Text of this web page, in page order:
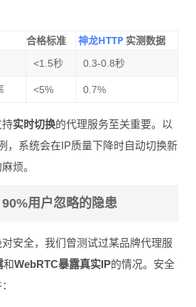
合格标准 神龙HTTP 实测数据
<1.5秒 0.3-0.8秒
<5% 0.7%
持实时切换的代理服务至关重要。以
，系统会在IP质量下降时自动切换新
烦。
用户忽略的隐患
安全，我们曾测试过某品牌代理服
和WebRTC暴露真实IP的情况。安全